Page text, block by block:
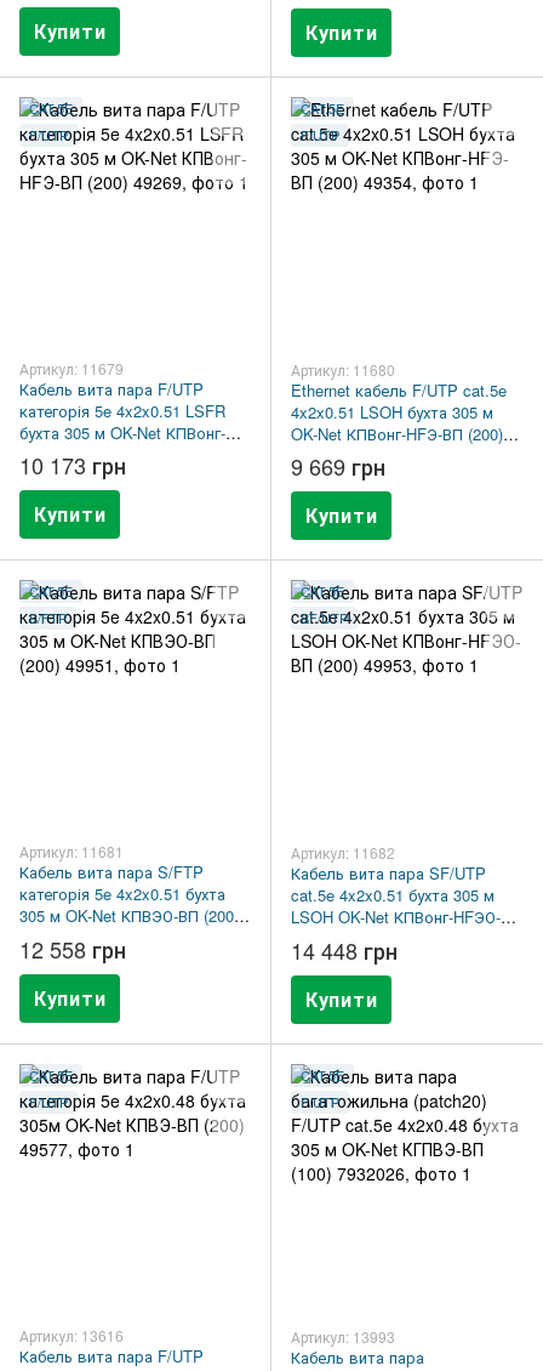
Купити Купити
CAT.5E
F/UTP
Артикул: 11679
Кабель вита пара F/UTP
категорія 5e 4x2x0.51 LSFR
бухта 305 м OK-Net КПВонг-
HFЭ-ВП (200) 49269
10 173 грн
Купити
CAT.5E
F/UTP
Артикул: 11680
Ethernet кабель F/UTP cat.5e
4x2x0.51 LSOH бухта 305 м
OK-Net КПВонг-HFЭ-ВП (200)
49354
9 669 грн
Купити
CAT.5E
S/FTP
Артикул: 11681
Кабель вита пара S/FTP
категорія 5e 4x2x0.51 бухта
305 м OK-Net КПВЭО-ВП (200)
49951
12 558 грн
Купити
CAT.5E
SF/UTP
Артикул: 11682
Кабель вита пара SF/UTP
cat.5e 4x2x0.51 бухта 305 м
LSOH OK-Net КПВонг-HFЭО-ВП
(200) 49953
14 448 грн
Купити
CAT.5E
F/UTP
Артикул: 13616
Кабель вита пара F/UTP
CAT.5E
F/UTP
Артикул: 13993
Кабель вита пара